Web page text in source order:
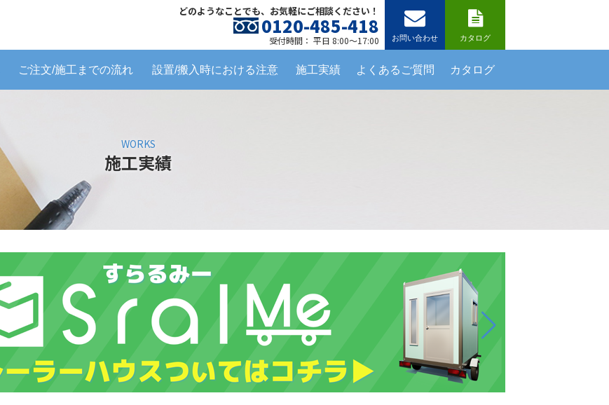
どのようなことでも、お気軽にご相談ください！
0120-485-418
受付時間： 平日 8:00～17:00 お問い合わせ カタログ
ご注文/施工までの流れ 設置/搬入時における注意 施工実績 よくあるご質問 カタログ
WORKS
施工実績